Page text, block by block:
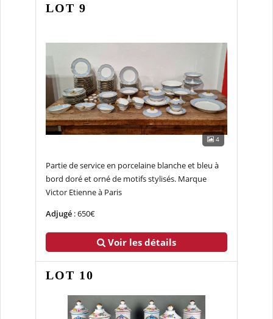
LOT 9
4
Partie de service en porcelaine blanche et bleu à
bord doré et orné de motifs stylisés. Marque
Victor Etienne à Paris
Adjugé: 650€
Voir les détails
LOT 10